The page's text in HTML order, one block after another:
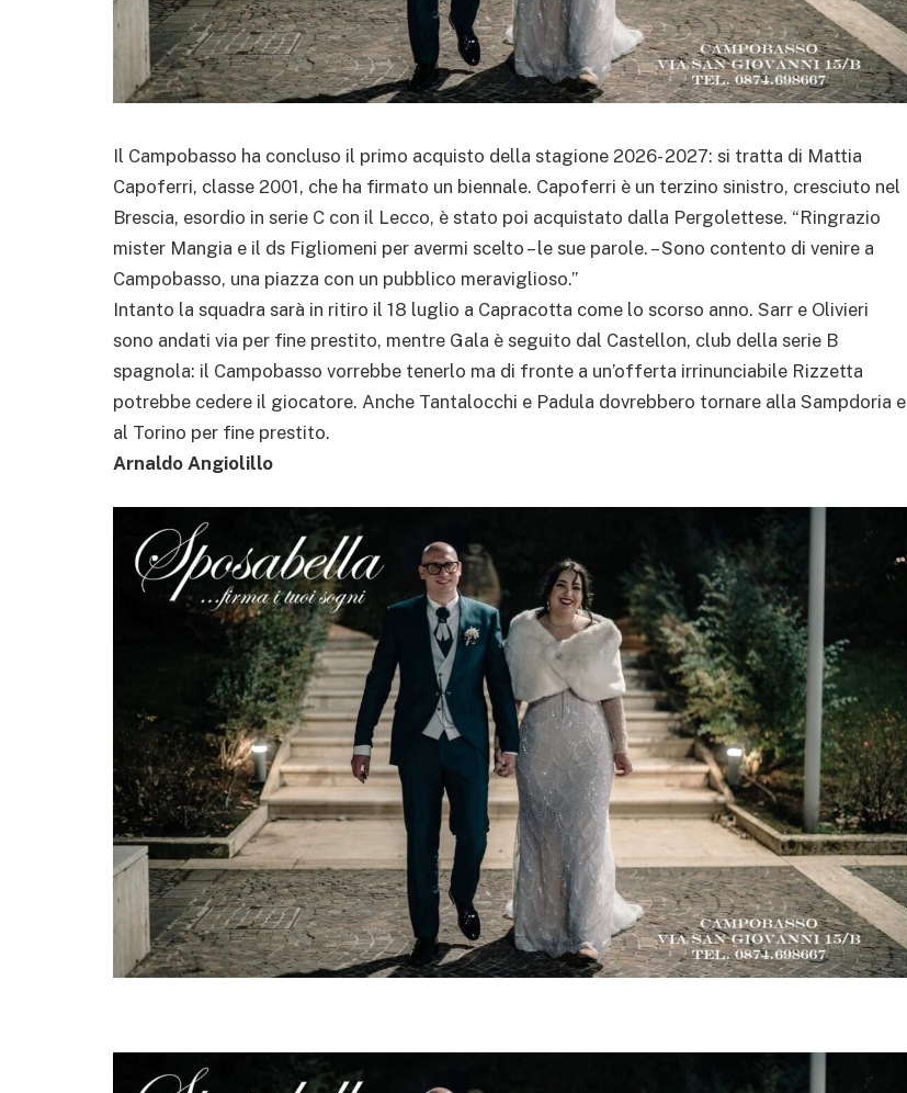
Il Campobasso ha concluso il primo acquisto della stagione 2026- 2027: si tratta di Mattia
Capoferri, classe 2001, che ha firmato un biennale. Capoferri è un terzino sinistro, cresciuto nel
Brescia, esordio in serie C con il Lecco, è stato poi acquistato dalla Pergolettese. “Ringrazio
mister Mangia e il ds Figliomeni per avermi scelto – le sue parole. – Sono contento di venire a
Campobasso, una piazza con un pubblico meraviglioso.”
Intanto la squadra sarà in ritiro il 18 luglio a Capracotta come lo scorso anno. Sarr e Olivieri
sono andati via per fine prestito, mentre Gala è seguito dal Castellon, club della serie B
spagnola: il Campobasso vorrebbe tenerlo ma di fronte a un’offerta irrinunciabile Rizzetta
potrebbe cedere il giocatore. Anche Tantalocchi e Padula dovrebbero tornare alla Sampdoria e
al Torino per fine prestito.
Arnaldo Angiolillo